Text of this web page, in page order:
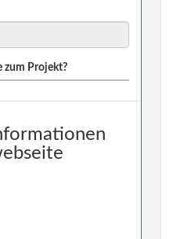
zum Projekt?